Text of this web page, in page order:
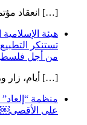
[…] انعقاد
هيئة
تستنكر
من أجل
[…] أيام، زار
منظمة
على الأقصى￼